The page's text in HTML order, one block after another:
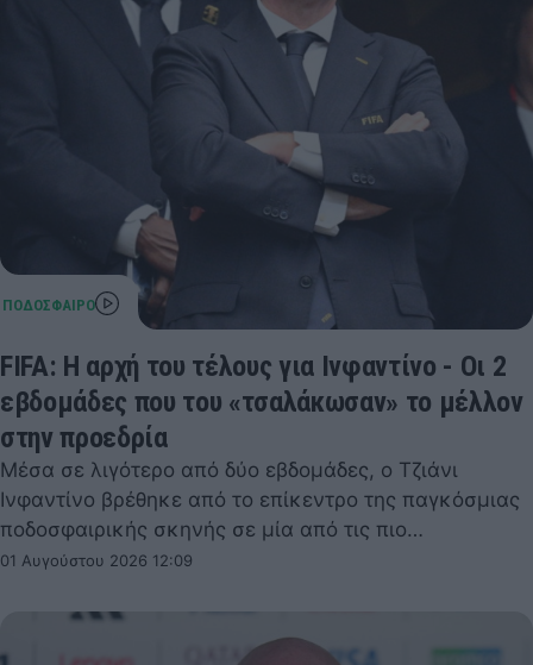
FIFA: Η αρχή του τέλους για Ινφαντίνο - Οι 2
εβδομάδες που του «τσαλάκωσαν» το μέλλον
στην προεδρία
Μέσα σε λιγότερο από δύο εβδομάδες, ο Τζιάνι
Ινφαντίνο βρέθηκε από το επίκεντρο της παγκόσμιας
ποδοσφαιρικής σκηνής σε μία από τις πιο…
01 Αυγούστου 2026 12:09